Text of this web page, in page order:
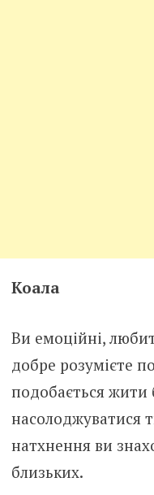
Коала
Ви емоційні,
добре розумієте
подобається жити
насолоджуватися
натхнення ви
близьких.